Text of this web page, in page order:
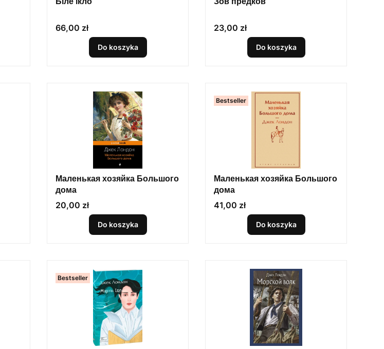
Cena
66,00 zł
Do koszyka
Cena
23,00 zł
Do koszyka
Маленькая хозяйка Большого
дома
Cena
20,00 zł
Do koszyka
Bestseller
Маленькая хозяйка Большого
дома
Cena
41,00 zł
Do koszyka
Bestseller